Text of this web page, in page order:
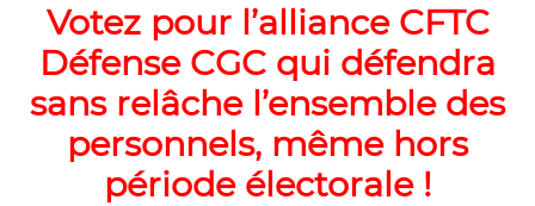
Votez pour l’alliance CFTC
Défense CGC qui défendra
sans relâche l’ensemble des
personnels, même hors
période électorale !